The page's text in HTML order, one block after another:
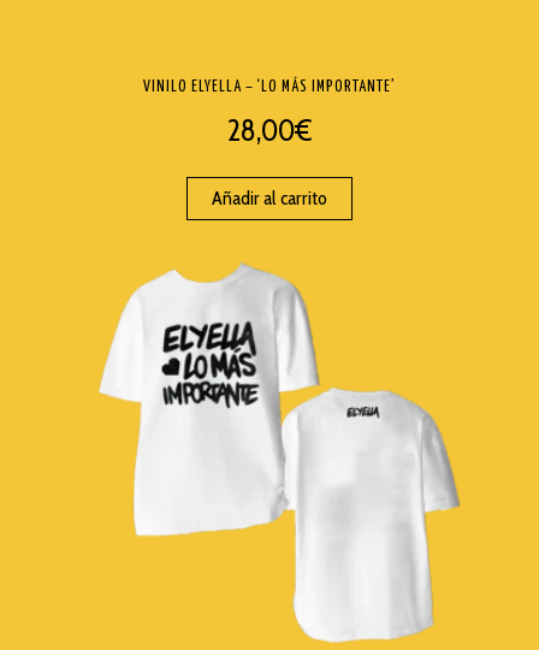
VINILO ELYELLA – ‘LO MÁS IMPORTANTE’
28,00€
Añadir al carrito